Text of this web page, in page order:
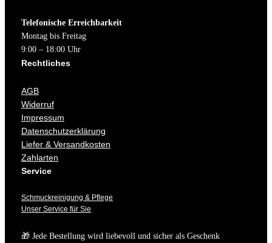
Telefonische Erreichbarkeit
Montag bis Freitag
9:00 – 18:00 Uhr
Rechtliches
AGB
Widerruf
Impressum
Datenschutzerklärung
Liefer & Versandkosten
Zahlarten
Service
Schmuckreinigung & Pflege
Unser Service für Sie
🎁 Jede Bestellung wird liebevoll und sicher als Geschenk